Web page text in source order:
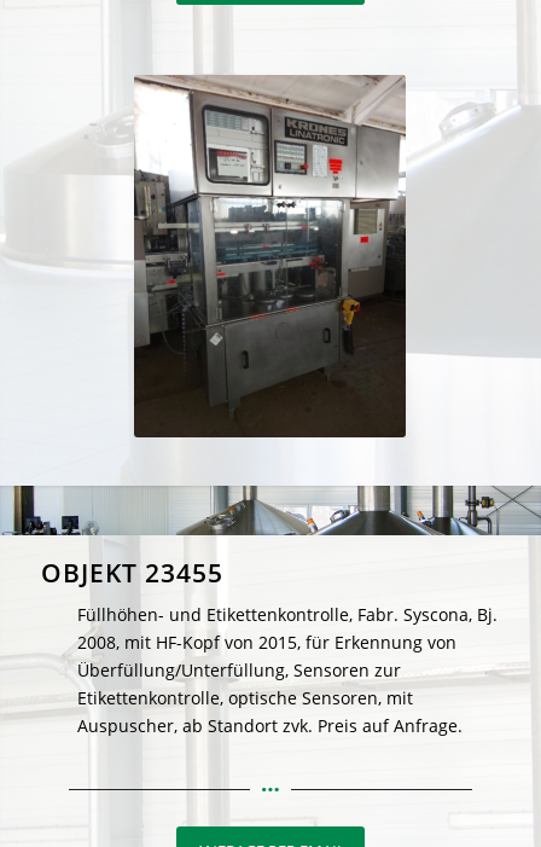
OBJEKT 23455
Füllhöhen- und Etikettenkontrolle, Fabr. Syscona, Bj.
2008, mit HF-Kopf von 2015, für Erkennung von
Überfüllung/Unterfüllung, Sensoren zur
Etikettenkontrolle, optische Sensoren, mit
Auspuscher, ab Standort zvk. Preis auf Anfrage.